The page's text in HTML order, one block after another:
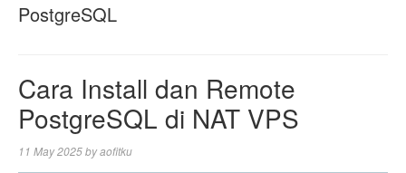
PostgreSQL
Cara Install dan Remote
PostgreSQL di NAT VPS
11 May 2025byaofitku